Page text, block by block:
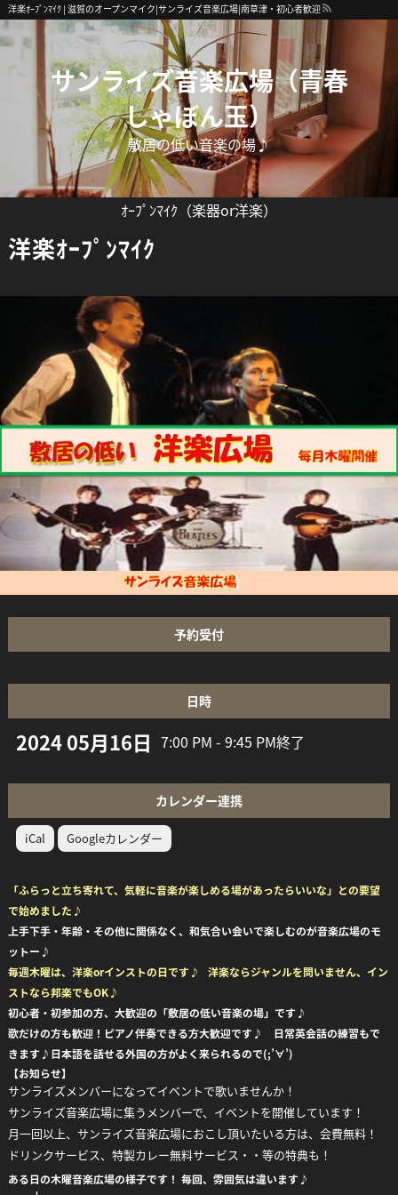
洋楽ｵｰﾌﾟﾝﾏｲｸ | 滋賀のオープンマイク|サンライズ音楽広場|南草津・初心者歓迎
サンライズ音楽広場（青春
しゃぼん玉）
敷居の低い音楽の場♪
ｵｰﾌﾟﾝﾏｲｸ（楽器or洋楽）
洋楽ｵｰﾌﾟﾝﾏｲｸ
予約受付
日時
2024 05月16日 7:00 PM - 9:45 PM終了
カレンダー連携
iCal Googleカレンダー
「ふらっと立ち寄れて、気軽に音楽が楽しめる場があったらいいな」との要望
で始めました♪
上手下手・年齢・その他に関係なく、和気合い会いで楽しむのが音楽広場のモ
ットー♪
毎週木曜は、洋楽orインストの日です♪ 洋楽ならジャンルを問いません、イン
ストなら邦楽でもOK♪
初心者・初参加の方、大歓迎の「敷居の低い音楽の場」です♪
歌だけの方も歓迎！ピアノ伴奏できる方大歓迎です♪ 日常英会話の練習もで
きます♪日本語を話せる外国の方がよく来られるので(;’∀’)
【お知らせ】
サンライズメンバーになってイベントで歌いませんか！
サンライズ音楽広場に集うメンバーで、イベントを開催しています！
月一回以上、サンライズ音楽広場におこし頂いたいる方は、会費無料！
ドリンクサービス、特製カレー無料サービス・・等の特典も！
ある日の木曜音楽広場の様子です！ 毎回、雰囲気は違います♪